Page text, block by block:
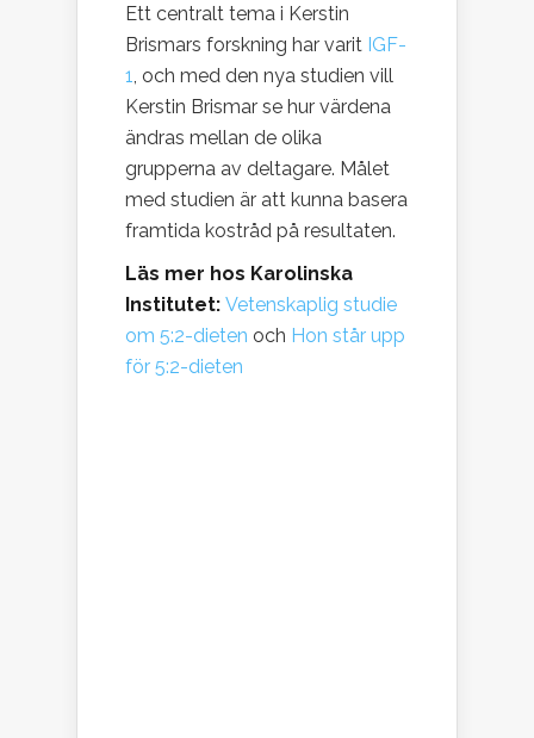
Ett centralt tema i Kerstin
Brismars forskning har varit IGF-
1 , och med den nya studien vill
Kerstin Brismar se hur värdena
ändras mellan de olika
grupperna av deltagare. Målet
med studien är att kunna basera
framtida kostråd på resultaten.
Läs mer hos Karolinska
Institutet: Vetenskaplig studie
om 5:2-dieten och Hon står upp
för 5:2-dieten